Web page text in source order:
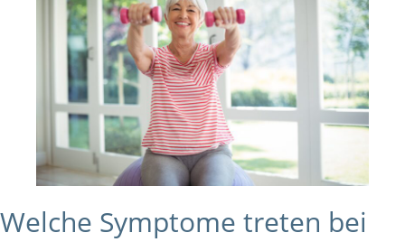
Welche Symptome treten bei